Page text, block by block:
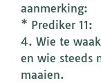
aanmerking:
* Prediker 11:
4. Wie te
en wie steeds
maaien.